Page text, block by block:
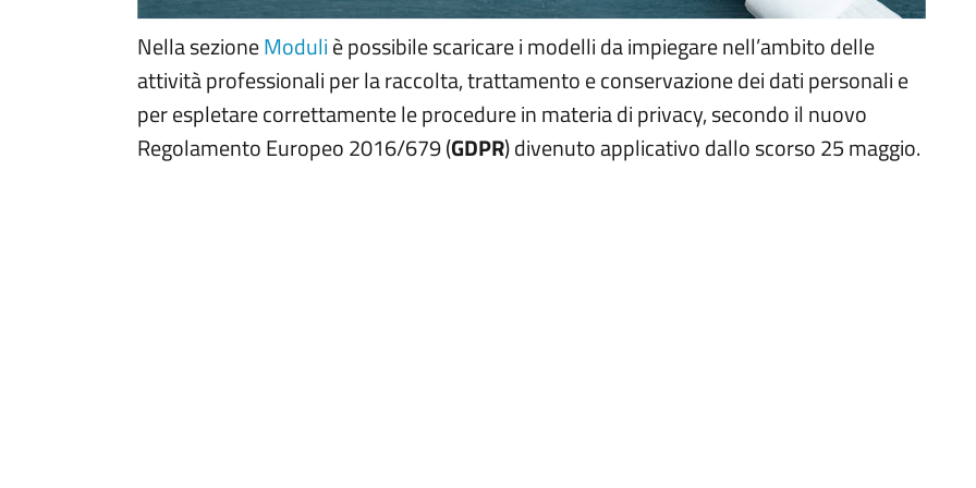
Nella sezioneModuliè possibile scaricare i modelli da impiegare nell’ambito delle
attività professionali per la raccolta, trattamento e conservazione dei dati personali e
per espletare correttamente le procedure in materia di privacy, secondo il nuovo
Regolamento Europeo 2016/679 (GDPR) divenuto applicativo dallo scorso 25 maggio.